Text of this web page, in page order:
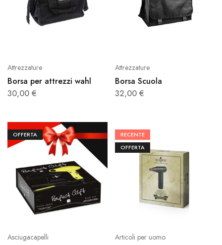
Attrezzature
Borsa per attrezzi wahl
30,00 €
Attrezzature
Borsa Scuola
32,00 €
OFFERTA
Asciugacapelli
RECENTE
OFFERTA
Articoli per uomo